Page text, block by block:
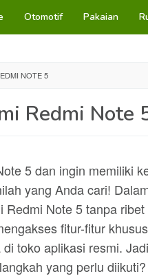
Otomotif Pakaian
NOTE 5
Redmi Note
5 dan ingin memiliki
yang Anda cari!
Note 5 tanpa
fitur-fitur
toko aplikasi resmi.
yang perlu